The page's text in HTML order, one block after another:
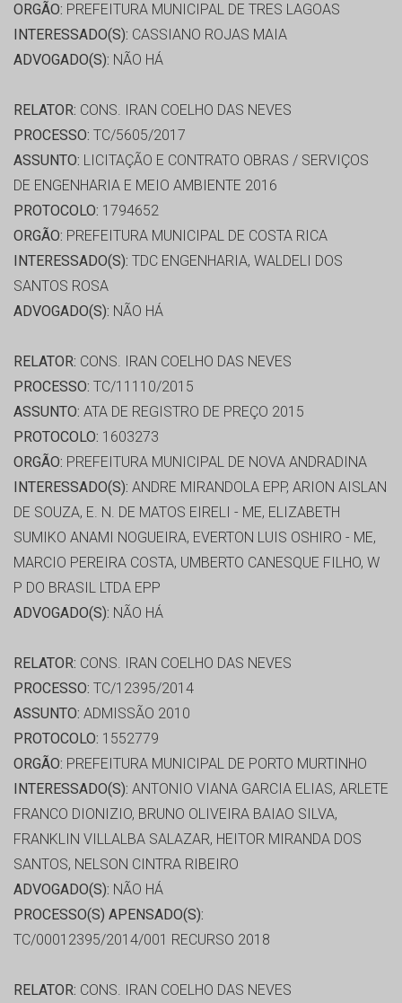
ORGÃO: PREFEITURA MUNICIPAL DE TRES LAGOAS
INTERESSADO(S): CASSIANO ROJAS MAIA
ADVOGADO(S): NÃO HÁ
RELATOR: CONS. IRAN COELHO DAS NEVES
PROCESSO: TC/5605/2017
ASSUNTO: LICITAÇÃO E CONTRATO OBRAS / SERVIÇOS
DE ENGENHARIA E MEIO AMBIENTE 2016
PROTOCOLO: 1794652
ORGÃO: PREFEITURA MUNICIPAL DE COSTA RICA
INTERESSADO(S): TDC ENGENHARIA, WALDELI DOS
SANTOS ROSA
ADVOGADO(S): NÃO HÁ
RELATOR: CONS. IRAN COELHO DAS NEVES
PROCESSO: TC/11110/2015
ASSUNTO: ATA DE REGISTRO DE PREÇO 2015
PROTOCOLO: 1603273
ORGÃO: PREFEITURA MUNICIPAL DE NOVA ANDRADINA
INTERESSADO(S): ANDRE MIRANDOLA EPP, ARION AISLAN
DE SOUZA, E. N. DE MATOS EIRELI - ME, ELIZABETH
SUMIKO ANAMI NOGUEIRA, EVERTON LUIS OSHIRO - ME,
MARCIO PEREIRA COSTA, UMBERTO CANESQUE FILHO, W
P DO BRASIL LTDA EPP
ADVOGADO(S): NÃO HÁ
RELATOR: CONS. IRAN COELHO DAS NEVES
PROCESSO: TC/12395/2014
ASSUNTO: ADMISSÃO 2010
PROTOCOLO: 1552779
ORGÃO: PREFEITURA MUNICIPAL DE PORTO MURTINHO
INTERESSADO(S): ANTONIO VIANA GARCIA ELIAS, ARLETE
FRANCO DIONIZIO, BRUNO OLIVEIRA BAIAO SILVA,
FRANKLIN VILLALBA SALAZAR, HEITOR MIRANDA DOS
SANTOS, NELSON CINTRA RIBEIRO
ADVOGADO(S): NÃO HÁ
PROCESSO(S) APENSADO(S):
TC/00012395/2014/001 RECURSO 2018
RELATOR: CONS. IRAN COELHO DAS NEVES